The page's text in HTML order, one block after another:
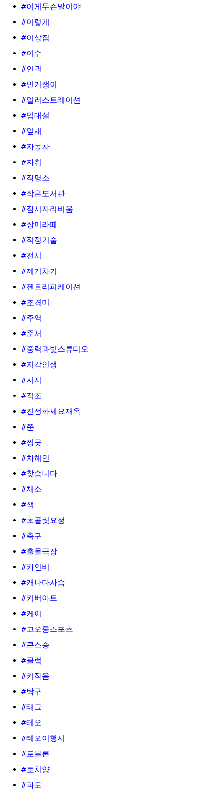
#이게무슨말이야
#이렇게
#이상집
#이수
#인권
#인기쟁이
#일러스트레이션
#입대설
#잎새
#자동차
#자취
#작명소
#작은도서관
#잠시자리비움
#장미라떼
#적정기술
#전시
#제기차기
#젠트리피케이션
#조경미
#주역
#준서
#중력과빛스튜디오
#지각인생
#지지
#직조
#진정하세요재옥
#쭌
#찡긋
#차해인
#찾습니다
#채소
#책
#초콜릿요정
#축구
#출몰극장
#카인비
#캐나다사슴
#커버아트
#케이
#코오롱스포츠
#큰스승
#클럽
#키작음
#탁구
#태그
#테오
#테오이행시
#토블론
#토치양
#파도